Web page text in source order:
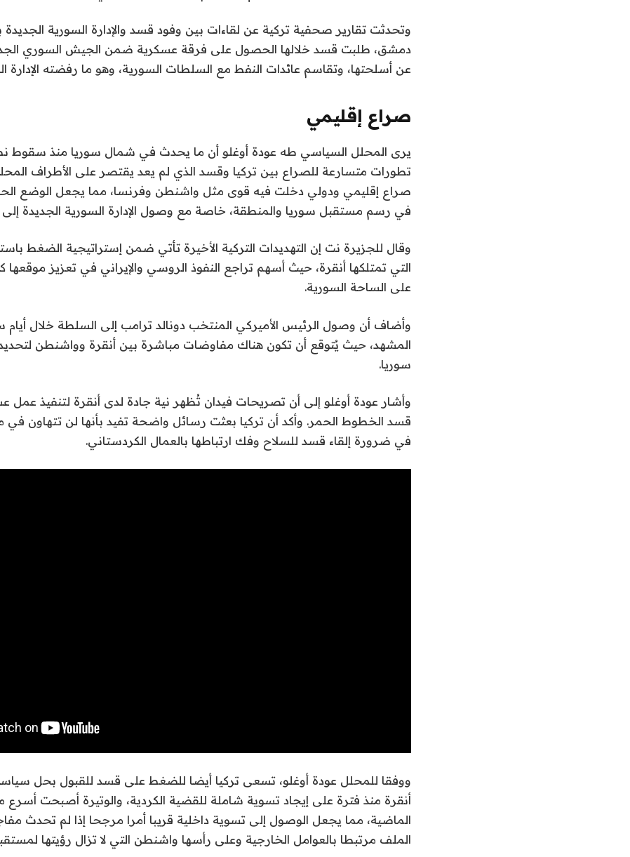
وتحدثت تقارير صحفية تركية عن لقاءات بين وفود قسد والإدارة السورية
دمشق، طلبت قسد خلالها الحصول على فرقة عسكرية ضمن الجيش السوري
عن أسلحتها، وتقاسم عائدات النفط مع السلطات السورية، وهو ما رفضته الإدارة
صراع إقليمي
يرى المحلل السياسي طه عودة أوغلو أن ما يحدث في شمال سوريا منذ سقوط
تطورات متسارعة للصراع بين تركيا وقسد الذي لم يعد يقتصر على الأطراف
صراع إقليمي ودولي دخلت فيه قوى مثل واشنطن وفرنسا، مما يجعل الوضع
في رسم مستقبل سوريا والمنطقة، خاصة مع وصول الإدارة السورية الجديدة
وقال للجزيرة نت إن التهديدات التركية الأخيرة تأتي ضمن إستراتيجية الضغط
التي تمتلكها أنقرة، حيث أسهم تراجع النفوذ الروسي والإيراني في تعزيز موقعها
على الساحة السورية.
وأضاف أن وصول الرئيس الأميركي المنتخب دونالد ترامب إلى السلطة خلال أيام
المشهد، حيث يُتوقع أن تكون هناك مفاوضات مباشرة بين أنقرة وواشنطن
سوريا.
وأشار عودة أوغلو إلى أن تصريحات فيدان تُظهر نية جادة لدى أنقرة لتنفيذ عمل
قسد الخطوط الحمر. وأكد أن تركيا بعثت رسائل واضحة تفيد بأنها لن تتهاون في
في ضرورة إلقاء قسد للسلاح وفك ارتباطها بالعمال الكردستاني.
ووفقا للمحلل عودة أوغلو، تسعى تركيا أيضا للضغط على قسد للقبول بحل
أنقرة منذ فترة على إيجاد تسوية شاملة للقضية الكردية، والوتيرة أصبحت أسرع
الماضية، مما يجعل الوصول إلى تسوية داخلية قريبا أمرا مرجحا إذا لم تحدث
الملف مرتبطا بالعوامل الخارجية وعلى رأسها واشنطن التي لا تزال رؤيتها